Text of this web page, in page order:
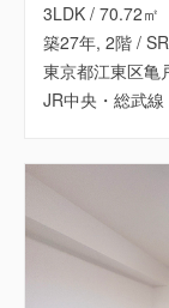
3LDK / 70.72㎡
築27年, 2階 /
東京都江東区亀
JR中央・総武